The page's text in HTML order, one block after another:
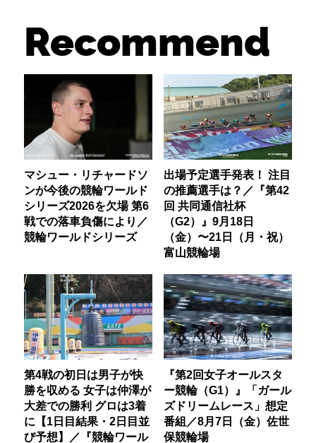
Recommend
マシュー・リチャードソ
ンが今後の競輪ワールド
シリーズ2026を欠場 第6
戦での落車負傷により／
競輪ワールドシリーズ
出場予定選手発表！ 注目
の推薦選手は？／『第42
回 共同通信社杯
（G2）』9月18日
（金）〜21日（月・祝）
富山競輪場
第4戦の初日は男子が快
勝を収める 女子は仲澤が
大差での勝利 グロは3着
に【1日目結果・2日目並
び予想】／『競輪ワール
『第2回女子オールスタ
ー競輪（G1）』「ガール
ズドリームレース」想定
番組／8月7日（金）佐世
保競輪場